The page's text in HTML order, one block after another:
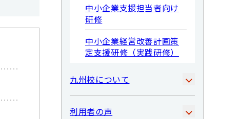
中小企業支援担当者向け
研修
中小企業経営改善計画策
定支援研修（実践研修）
九州校について
利用者の声